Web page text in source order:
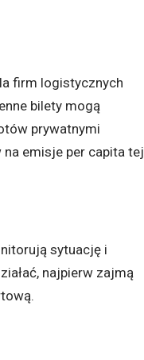
firm logistycznych
bilety mogą
prywatnymi
na emisje per capita tej
sytuację i
najpierw zajmą